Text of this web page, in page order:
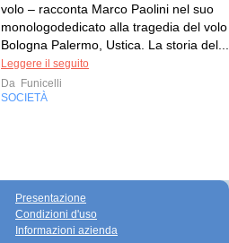
volo – racconta Marco Paolini nel suo
monologodedicato alla tragedia del volo
Bologna Palermo, Ustica. La storia del...
Leggere il seguito
Da Funicelli
SOCIETÀ
Presentazione
Condizioni d'uso
Informazioni azienda